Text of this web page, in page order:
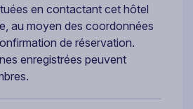
en contactant cet hôtel
au moyen des coordonnées
de réservation.
enregistrées peuvent